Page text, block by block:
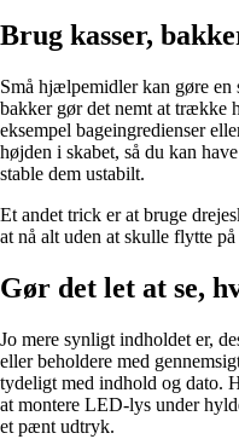
Brug kasser,
Små hjælpemidler kan gøre en
bakker gør det nemt at trække
eksempel bageingredienser
højden i skabet, så du kan
stable dem ustabilt.
Et andet trick er at bruge
at nå alt uden at skulle flytte
Gør det let at se,
Jo mere synligt indholdet er,
eller beholdere med
tydeligt med indhold og dato.
at montere LED-lys under
et pænt udtryk.